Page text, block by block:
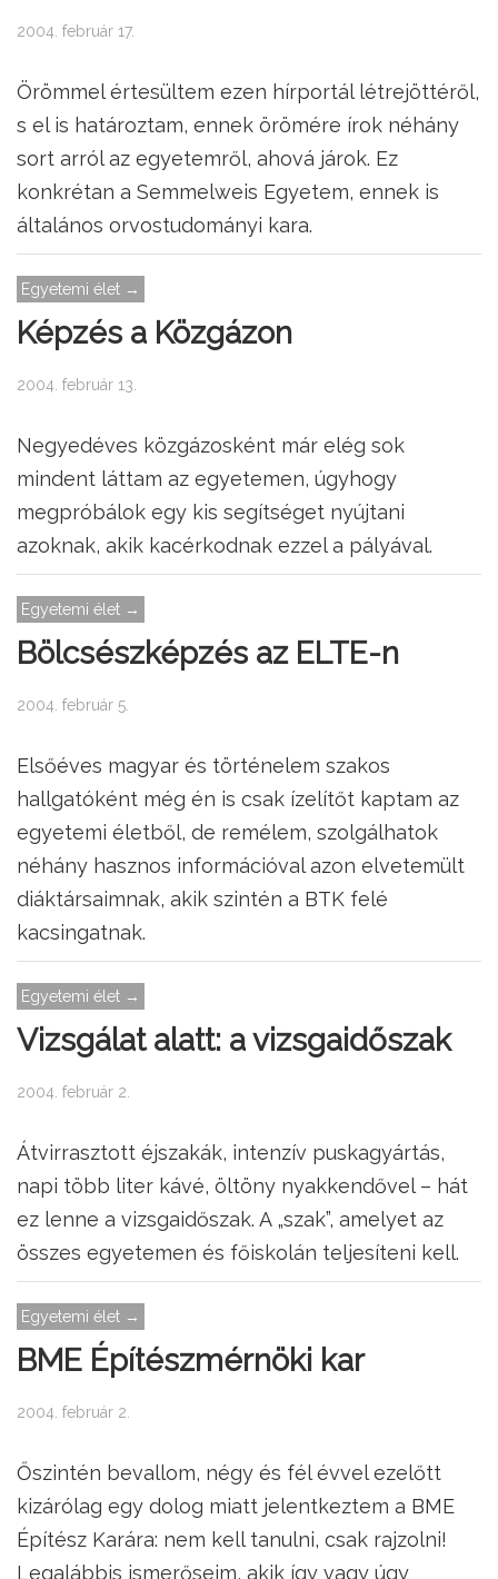
2004. február 17.
Örömmel értesültem ezen hírportál létrejöttéről,
s el is határoztam, ennek örömére írok néhány
sort arról az egyetemről, ahová járok. Ez
konkrétan a Semmelweis Egyetem, ennek is
általános orvostudományi kara.
Egyetemi élet →
Képzés a Közgázon
2004. február 13.
Negyedéves közgázosként már elég sok
mindent láttam az egyetemen, úgyhogy
megpróbálok egy kis segítséget nyújtani
azoknak, akik kacérkodnak ezzel a pályával.
Egyetemi élet →
Bölcsészképzés az ELTE-n
2004. február 5.
Elsőéves magyar és történelem szakos
hallgatóként még én is csak ízelítőt kaptam az
egyetemi életből, de remélem, szolgálhatok
néhány hasznos információval azon elvetemült
diáktársaimnak, akik szintén a BTK felé
kacsingatnak.
Egyetemi élet →
Vizsgálat alatt: a vizsgaidőszak
2004. február 2.
Átvirrasztott éjszakák, intenzív puskagyártás,
napi több liter kávé, öltöny nyakkendővel – hát
ez lenne a vizsgaidőszak. A „szak”, amelyet az
összes egyetemen és főiskolán teljesíteni kell.
Egyetemi élet →
BME Építészmérnöki kar
2004. február 2.
Őszintén bevallom, négy és fél évvel ezelőtt
kizárólag egy dolog miatt jelentkeztem a BME
Építész Karára: nem kell tanulni, csak rajzolni!
Legalábbis ismerőseim, akik így vagy úgy